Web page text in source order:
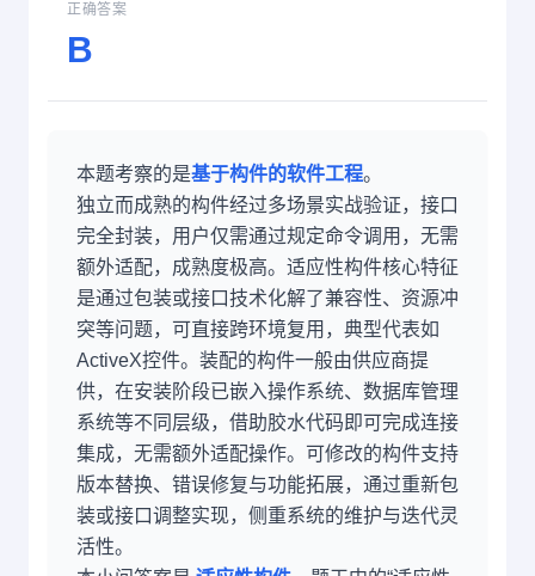
正确答案
B
本题考察的是基于构件的软件工程。
独立而成熟的构件经过多场景实战验证，接口
完全封装，用户仅需通过规定命令调用，无需
额外适配，成熟度极高。适应性构件核心特征
是通过包装或接口技术化解了兼容性、资源冲
突等问题，可直接跨环境复用，典型代表如
ActiveX控件。装配的构件一般由供应商提
供，在安装阶段已嵌入操作系统、数据库管理
系统等不同层级，借助胶水代码即可完成连接
集成，无需额外适配操作。可修改的构件支持
版本替换、错误修复与功能拓展，通过重新包
装或接口调整实现，侧重系统的维护与迭代灵
活性。